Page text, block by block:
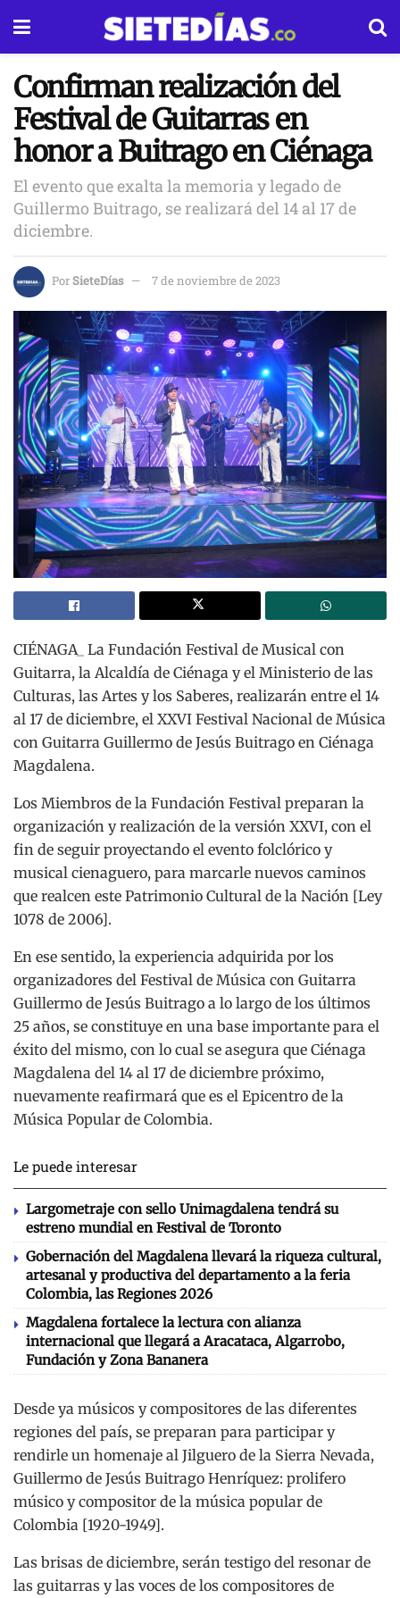
Confirman realización del
Festival de Guitarras en
honor a Buitrago en Ciénaga
El evento que exalta la memoria y legado de
Guillermo Buitrago, se realizará del 14 al 17 de
diciembre.
PorSieteDías 7 de noviembre de 2023
CIÉNAGA_ La Fundación Festival de Musical con
Guitarra, la Alcaldía de Ciénaga y el Ministerio de las
Culturas, las Artes y los Saberes, realizarán entre el 14
al 17 de diciembre, el XXVI Festival Nacional de Música
con Guitarra Guillermo de Jesús Buitrago en Ciénaga
Magdalena.
Los Miembros de la Fundación Festival preparan la
organización y realización de la versión XXVI, con el
fin de seguir proyectando el evento folclórico y
musical cienaguero, para marcarle nuevos caminos
que realcen este Patrimonio Cultural de la Nación [Ley
1078 de 2006].
En ese sentido, la experiencia adquirida por los
organizadores del Festival de Música con Guitarra
Guillermo de Jesús Buitrago a lo largo de los últimos
25 años, se constituye en una base importante para el
éxito del mismo, con lo cual se asegura que Ciénaga
Magdalena del 14 al 17 de diciembre próximo,
nuevamente reafirmará que es el Epicentro de la
Música Popular de Colombia.
Le puede interesar
Largometraje con sello Unimagdalena tendrá su
estreno mundial en Festival de Toronto
Gobernación del Magdalena llevará la riqueza cultural,
artesanal y productiva del departamento a la feria
Colombia, las Regiones 2026
Magdalena fortalece la lectura con alianza
internacional que llegará a Aracataca, Algarrobo,
Fundación y Zona Bananera
Desde ya músicos y compositores de las diferentes
regiones del país, se preparan para participar y
rendirle un homenaje al Jilguero de la Sierra Nevada,
Guillermo de Jesús Buitrago Henríquez: prolifero
músico y compositor de la música popular de
Colombia [1920-1949].
Las brisas de diciembre, serán testigo del resonar de
las guitarras y las voces de los compositores de